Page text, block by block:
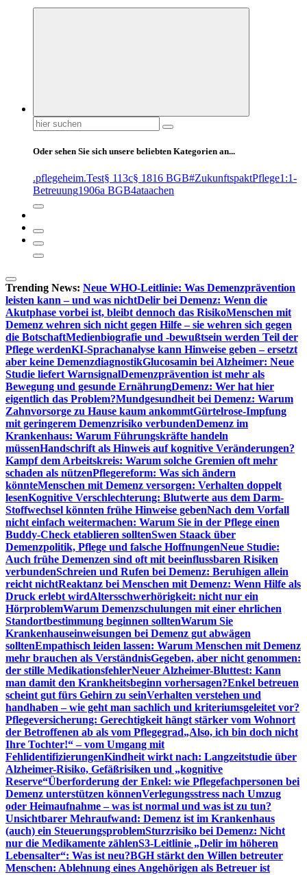
Suchen
nach:
Oder sehen Sie sich unsere beliebten Kategorien an...
.pflegeheim.Test§ 113c§ 1816 BGB#ZukunftspaktPflege1:1-
Betreuung1906a BGB4ataachen
Trending News: Neue WHO-Leitlinie: Was Demenzprävention
leisten kann – und was nichtDelir bei Demenz: Wenn die
Akutphase vorbei ist, bleibt dennoch das RisikoMenschen mit
Demenz wehren sich nicht gegen Hilfe – sie wehren sich gegen
die BotschaftMedienbiografie und -bewußtsein werden Teil der
Pflege werdenKI-Sprachanalyse kann Hinweise geben – ersetzt
aber keine DemenzdiagnostikGlucosamin bei Alzheimer: Neue
Studie liefert WarnsignalDemenzprävention ist mehr als
Bewegung und gesunde ErnährungDemenz: Wer hat hier
eigentlich das Problem?Mundgesundheit bei Demenz: Warum
Zahnvorsorge zu Hause kaum ankommtGürtelrose-Impfung
mit geringerem Demenzrisiko verbundenDemenz im
Krankenhaus: Warum Führungskräfte handeln
müssenHandschrift als Hinweis auf kognitive Veränderungen?
Kampf dem Arbeitskreis: Warum solche Gremien oft mehr
schaden als nützenPflegereform: Was sich ändern
könnteMenschen mit Demenz versorgen: Verhalten doppelt
lesenKognitive Verschlechterung: Blutwerte aus dem Darm-
Stoffwechsel könnten frühe Hinweise gebenNach dem Vorfall
nicht einfach weitermachen: Warum Sie in der Pflege einen
Buddy-Check etablieren solltenSwen Staack über
Demenzpolitik, Pflege und falsche HoffnungenNeue Studie:
Auch frühe Demenzen sind oft mit beeinflussbaren Risiken
verbundenSchreien und Rufen bei Demenz: Beruhigen allein
reicht nichtReaktanz bei Menschen mit Demenz: Wenn Hilfe als
Druck erlebt wirdAltersschwerhörigkeit: nicht nur ein
HörproblemWarum Demenzschulungen mit einer ehrlichen
Standortbestimmung beginnen solltenWarum Sie
Krankenhauseinweisungen bei Demenz gut abwägen
solltenEmpathisch leiden lassen: Warum Menschen mit Demenz
mehr brauchen als VerständnisGegeben, aber nicht genommen:
der stille MedikationsfehlerNeuer Alzheimer-Bluttest: Kann
man damit den Krankheitsbeginn vorhersagen?Enkel betreuen
scheint gut fürs Gehirn zu seinVerhalten verstehen und
handhaben – wie geht man sachlich und kriteriumsgeleitet vor?
Pflegeversicherung: Gerechtigkeit hängt stärker vom Wohnort
der Betroffenen ab als vom Pflegegrad„Also, ich bin doch nicht
Ihre Tochter!“ – vom Umgang mit
FehlidentifizierungenKindheit wirkt nach: Langzeitstudie über
Alzheimer-Risiko, Gefäßrisiken und „kognitive
Reserve“Überforderung der Enkel: wie Pflegefachpersonen bei
Demenz unterstützen könnenVerlegungsstress nach Umzug
oder Heimaufnahme – was ist normal und was ist zu tun?
Unsichtbarer Mehraufwand: Demenz ist im Krankenhaus
(auch) ein SteuerungsproblemSturzrisiko bei Demenz: Nicht
nur die Medikamente zählenS3-Leitlinie „Delir im höheren
Lebensalter“: Was ist neu?BGH stärkt den Willen betreuter
Menschen: Ablehnung eines Angehörigen als Betreuer ist